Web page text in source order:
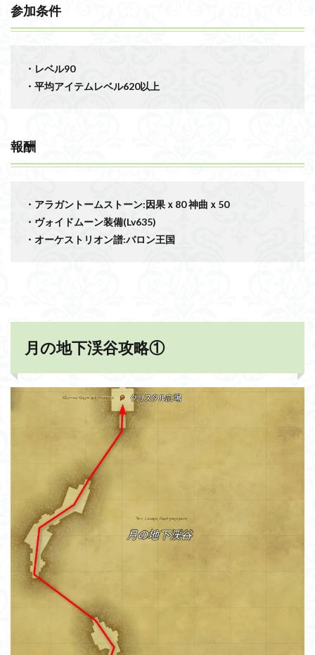
参加条件
・レベル90
・平均アイテムレベル620以上
報酬
・アラガントームストーン:因果ｘ80 神曲ｘ50
・ヴォイドムーン装備(Lv635)
・オーケストリオン譜:バロン王国
月の地下渓谷攻略①